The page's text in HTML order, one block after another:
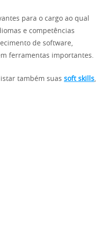
para o cargo ao qual
e competências
de software,
ferramentas importantes.
também suas soft skills,